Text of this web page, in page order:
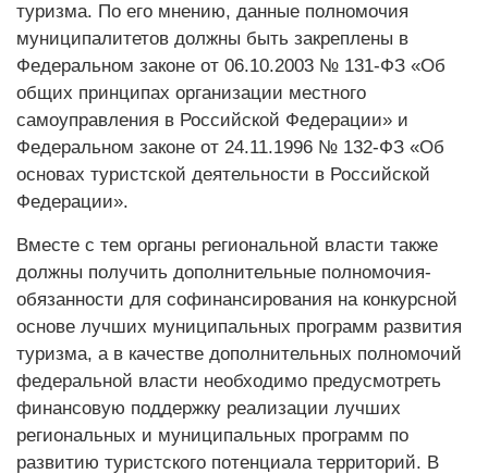
туризма. По его мнению, данные полномочия
муниципалитетов должны быть закреплены в
Федеральном законе от 06.10.2003 № 131-ФЗ «Об
общих принципах организации местного
самоуправления в Российской Федерации» и
Федеральном законе от 24.11.1996 № 132-ФЗ «Об
основах туристской деятельности в Российской
Федерации».
Вместе с тем органы региональной власти также
должны получить дополнительные полномочия-
обязанности для софинансирования на конкурсной
основе лучших муниципальных программ развития
туризма, а в качестве дополнительных полномочий
федеральной власти необходимо предусмотреть
финансовую поддержку реализации лучших
региональных и муниципальных программ по
развитию туристского потенциала территорий. В